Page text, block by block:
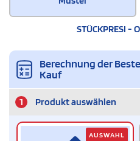
STÜCKPRESI -
Berechnung der
Kauf
1 Produkt auswählen
AUSWAHL